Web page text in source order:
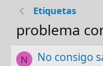
Etiquetas
problema
N No consigo